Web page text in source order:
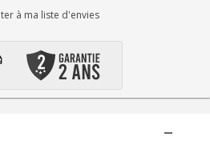
à ma liste d'envies